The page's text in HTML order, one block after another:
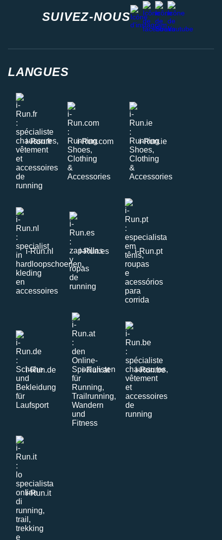
SUIVEZ-NOUS
instagram
facebook
stravayoutube
LANGUES
i-Run.fr i-Run.com i-Run.ie
i-Run.nl i-Run.es i-Run.pt
i-Run.de i-Run.at i-Run.be
i-Run.it